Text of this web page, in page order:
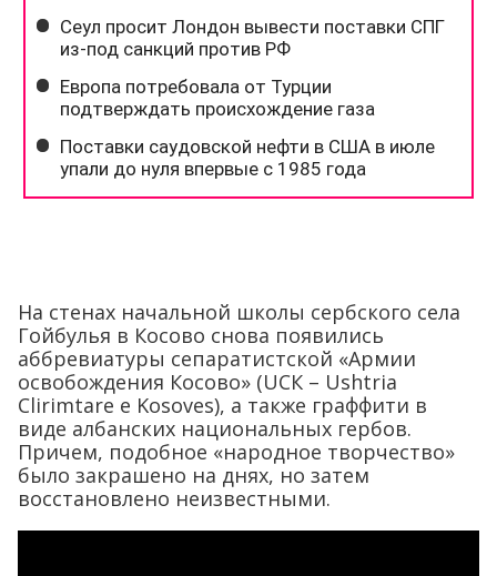
На стенах начальной школы сербского села
Гойбулья в Косово снова появились
аббревиатуры сепаратистской «Армии
освобождения Косово» (UCК – Ushtria
Сlirimtare e Kosoves), а также граффити в
виде албанских национальных гербов.
Причем, подобное «народное творчество»
было закрашено на днях, но затем
восстановлено неизвестными.